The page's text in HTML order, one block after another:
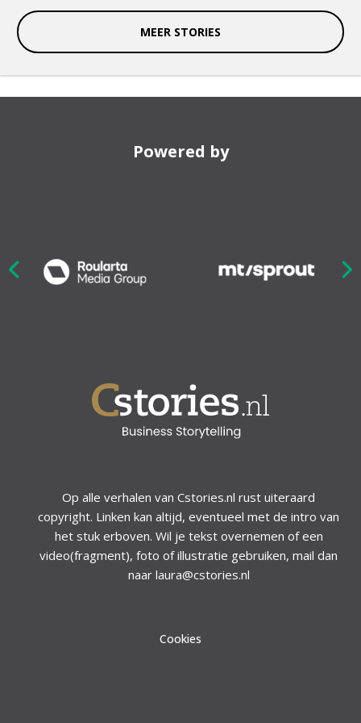
MEER STORIES
Powered by
Op alle verhalen van Cstories.nl rust uiteraard
copyright. Linken kan altijd, eventueel met de intro van
het stuk erboven. Wil je tekst overnemen of een
video(fragment), foto of illustratie gebruiken, mail dan
naar laura@cstories.nl
Cookies